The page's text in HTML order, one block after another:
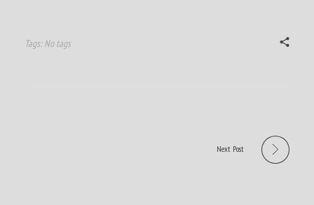
Tags: No tags
Next Post